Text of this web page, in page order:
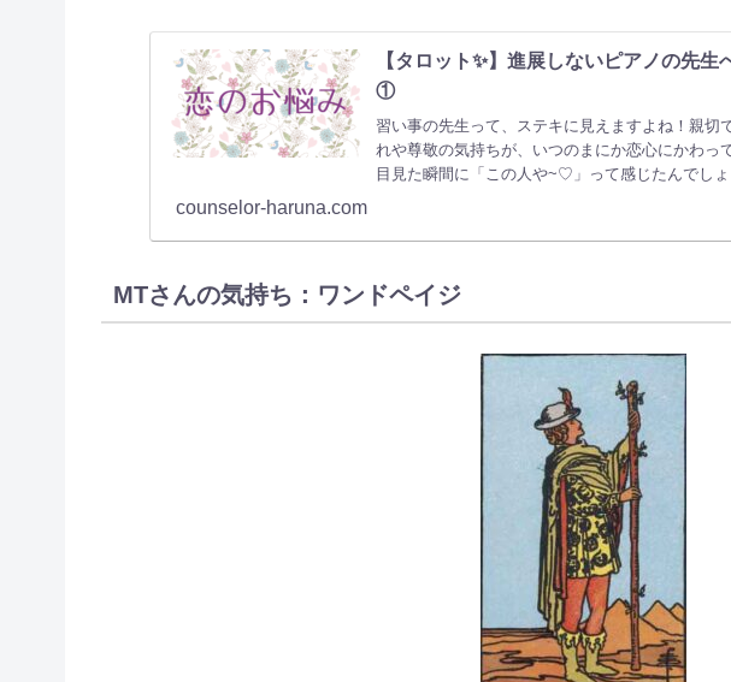
【タロット✨】進展しないピアノの先
①
習い事の先生って、ステキに見えますよね！親切
れや尊敬の気持ちが、いつのまにか恋心にかわっ
目見た瞬間に「この人や~♡」って感じたんでし
counselor-haruna.com
MTさんの気持ち：ワンドペイジ